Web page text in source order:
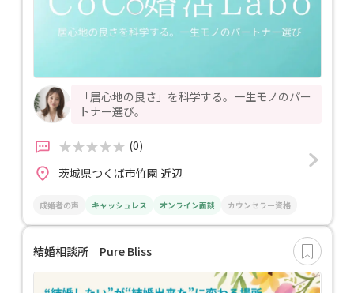
「居心地の良さ」を科学する。一生モノのパー
トナー選び。
(0)
茨城県つくば市竹園 近辺
成婚者の声 キャッシュレス オンライン面談 カウンセラー資格
結婚相談所 Pure Bliss